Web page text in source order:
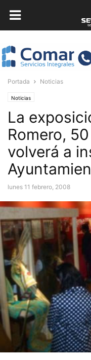
Portada Noticias
Noticias
La
Romero,
volverá a
lunes 11 febrero, 2008